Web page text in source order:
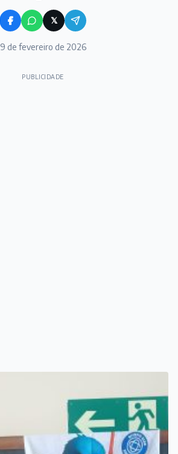
𝕏
9 de fevereiro de 2026
PUBLICIDADE